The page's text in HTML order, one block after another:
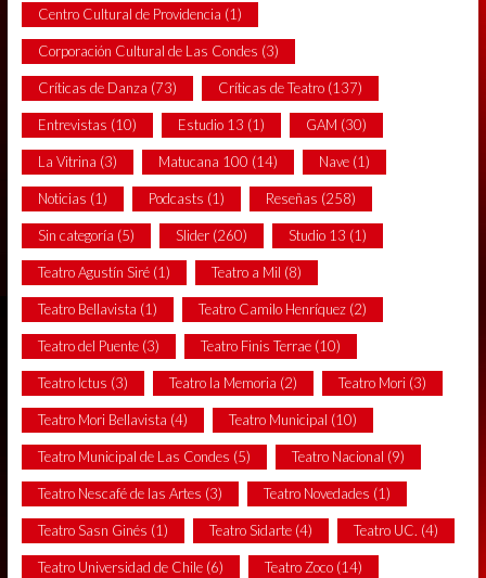
Centro Cultural de Providencia (1)
Corporación Cultural de Las Condes (3)
Críticas de Danza (73) Críticas de Teatro(137)
Entrevistas (10) Estudio 13 (1) GAM (30)
La Vitrina (3) Matucana 100 (14) Nave(1)
Noticias (1) Podcasts (1) Reseñas (258)
Sin categoría (5) Slider(260) Studio 13 (1)
Teatro Agustín Siré(1) Teatro a Mil (8)
Teatro Bellavista (1) Teatro Camilo Henríquez(2)
Teatro del Puente(3) Teatro Finis Terrae(10)
Teatro Ictus (3) Teatro la Memoria (2) Teatro Mori (3)
Teatro Mori Bellavista (4) Teatro Municipal (10)
Teatro Municipal de Las Condes (5) Teatro Nacional (9)
Teatro Nescafé de las Artes (3) Teatro Novedades (1)
Teatro Sasn Ginés (1) Teatro Sidarte(4) Teatro UC. (4)
Teatro Universidad de Chile(6) Teatro Zoco(14)